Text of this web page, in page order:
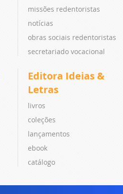
missões redentoristas
notícias
obras sociais redentoristas
secretariado vocacional
Editora Ideias &
Letras
livros
coleções
lançamentos
ebook
catálogo